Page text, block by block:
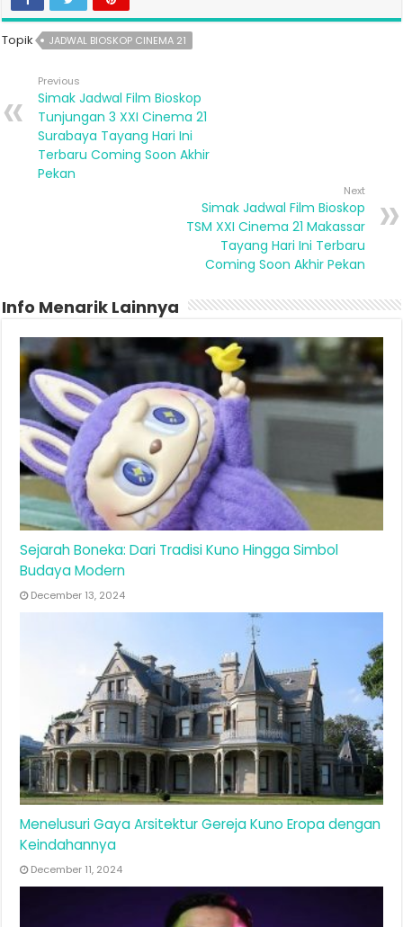
Topik JADWAL BIOSKOP CINEMA 21
Previous
Simak Jadwal Film Bioskop
Tunjungan 3 XXI Cinema 21
Surabaya Tayang Hari Ini
Terbaru Coming Soon Akhir
Pekan
Next
Simak Jadwal Film Bioskop
TSM XXI Cinema 21 Makassar
Tayang Hari Ini Terbaru
Coming Soon Akhir Pekan
Info Menarik Lainnya
Sejarah Boneka: Dari Tradisi Kuno Hingga Simbol
Budaya Modern
December 13, 2024
Menelusuri Gaya Arsitektur Gereja Kuno Eropa dengan
Keindahannya
December 11, 2024